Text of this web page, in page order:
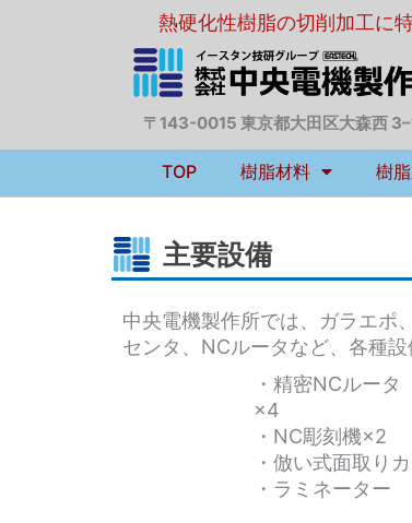
熱硬化性樹脂の切削加工に
〒143-0015 東京都大田区大森西
TOP 樹脂材料 樹
主要設備
中央電機製作所では、ガラエポ
センタ、NCルータなど、各種設
・精密NCル
×4
・NC彫刻機
・倣い式面取り
・ラミネー